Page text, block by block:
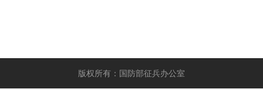
版权所有：国防部征兵办公室